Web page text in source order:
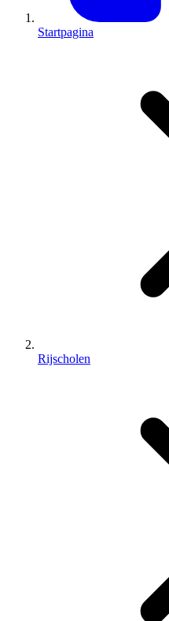
Startpagina
Rijscholen